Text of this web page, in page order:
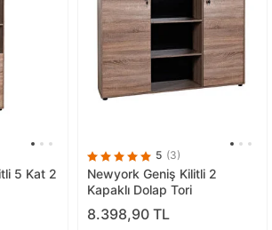
5 Kat 2
5 (3)
Newyork Geniş Kilitli 2
Kapaklı Dolap Tori
8.398,90 TL